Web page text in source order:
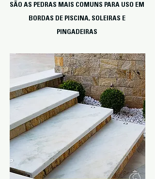
SÃO AS PE DRAS MAIS COMUNS PARA USO EM
BORDAS DE PISCINA, SOLEIRAS E
PINGADEIRAS